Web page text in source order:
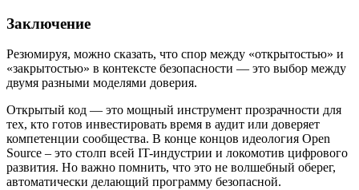
Заключение
Резюмируя, можно сказать, что спор между «открытостью» и
«закрытостью» в контексте безопасности — это выбор между
двумя разными моделями доверия.
Открытый код — это мощный инструмент прозрачности для
тех, кто готов инвестировать время в аудит или доверяет
компетенции сообщества. В конце концов идеология Open
Source – это столп всей IT-индустрии и локомотив цифрового
развития. Но важно помнить, что это не волшебный оберег,
автоматически делающий программу безопасной.